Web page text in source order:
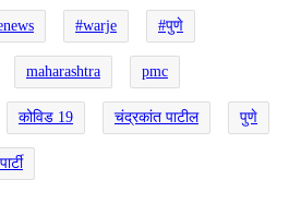
#warje #पुणे
maharashtra pmc
कोविड 19 चंद्रकांत पाटील पुणे